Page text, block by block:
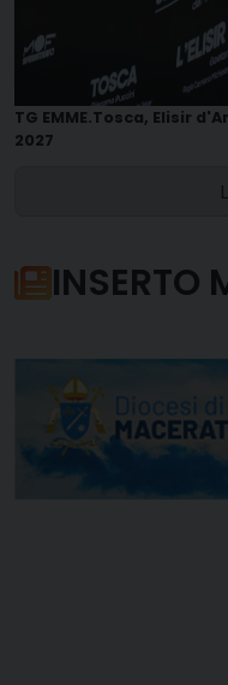
TG EMME.Tosca, Elisir
2027
INSERTO